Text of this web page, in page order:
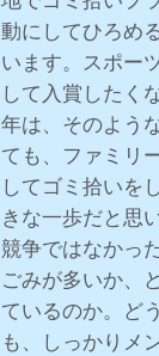
動にしてひろめ
います。スポー
して入賞したく
年は、そのよう
ても、ファミリ
してゴミ拾いを
きな一歩だと思
競争ではなかっ
ごみが多いか、
ているのか。ど
も、しっかりメ